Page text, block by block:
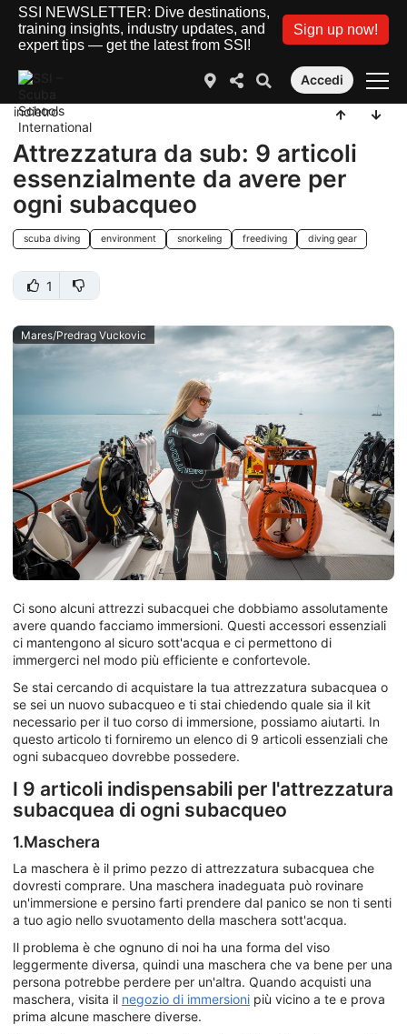
SSI NEWSLETTER: Dive destinations,
training insights, industry updates, and
expert tips — get the latest from SSI!
Sign up now!
Accedi
indietro
Attrezzatura da sub: 9 articoli
essenzialmente da avere per
ogni subacqueo
scuba diving environment snorkeling freediving diving gear
1
Mares/Predrag Vuckovic
Ci sono alcuni attrezzi subacquei che dobbiamo assolutamente
avere quando facciamo immersioni. Questi accessori essenziali
ci mantengono al sicuro sott'acqua e ci permettono di
immergerci nel modo più efficiente e confortevole.
Se stai cercando di acquistare la tua attrezzatura subacquea o
se sei un nuovo subacqueo e ti stai chiedendo quale sia il kit
necessario per il tuo corso di immersione, possiamo aiutarti. In
questo articolo ti forniremo un elenco di 9 articoli essenziali che
ogni subacqueo dovrebbe possedere.
I 9 articoli indispensabili per l'attrezzatura
subacquea di ogni subacqueo
1.Maschera
La maschera è il primo pezzo di attrezzatura subacquea che
dovresti comprare. Una maschera inadeguata può rovinare
un'immersione e persino farti prendere dal panico se non ti senti
a tuo agio nello svuotamento della maschera sott'acqua.
Il problema è che ognuno di noi ha una forma del viso
leggermente diversa, quindi una maschera che va bene per una
persona potrebbe perdere per un'altra. Quando acquisti una
maschera, visita il negozio di immersioni più vicino a te e prova
prima alcune maschere diverse.